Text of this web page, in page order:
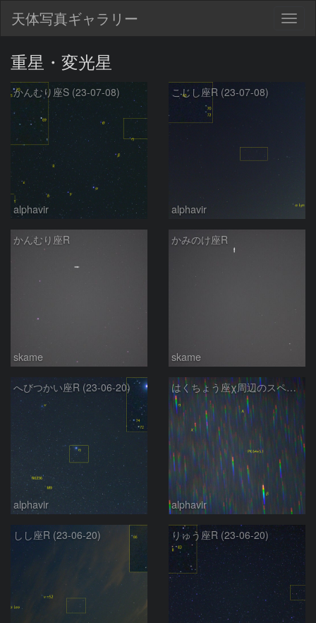
天体写真ギャラリー
重星・変光星
かんむり座S (23-07-08)
alphavir
こじし座R (23-07-08)
alphavir
かんむり座R
skame
かみのけ座R
skame
へびつかい座R (23-06-20)
alphavir
はくちょう座χ周辺のスペクトル (23-06-20)
alphavir
しし座R (23-06-20) りゅう座R (23-06-20)